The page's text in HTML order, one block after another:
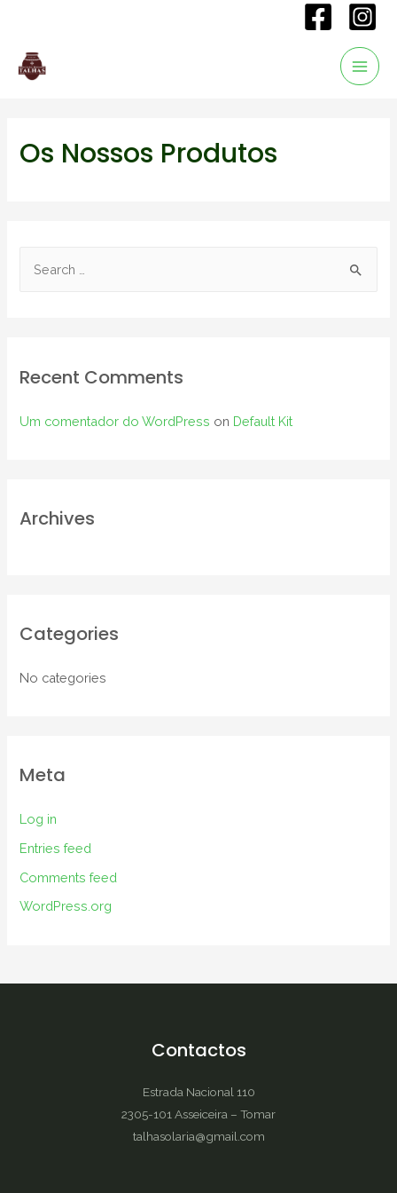
Os Nossos Produtos
Recent Comments
Um comentador do WordPress on Default Kit
Archives
Categories
No categories
Meta
Log in
Entries feed
Comments feed
WordPress.org
Contactos
Estrada Nacional 110
2305-101 Asseiceira – Tomar
talhasolaria@gmail.com